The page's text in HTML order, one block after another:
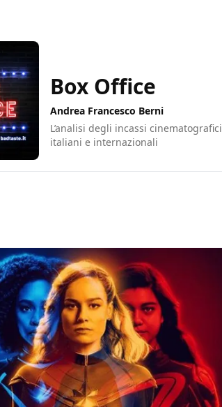
Box Office
Andrea Francesco Berni
L’analisi degli incassi cinematografici
italiani e internazionali